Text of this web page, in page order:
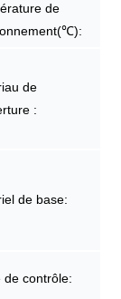
de
de
:
de base:
de contrôle: